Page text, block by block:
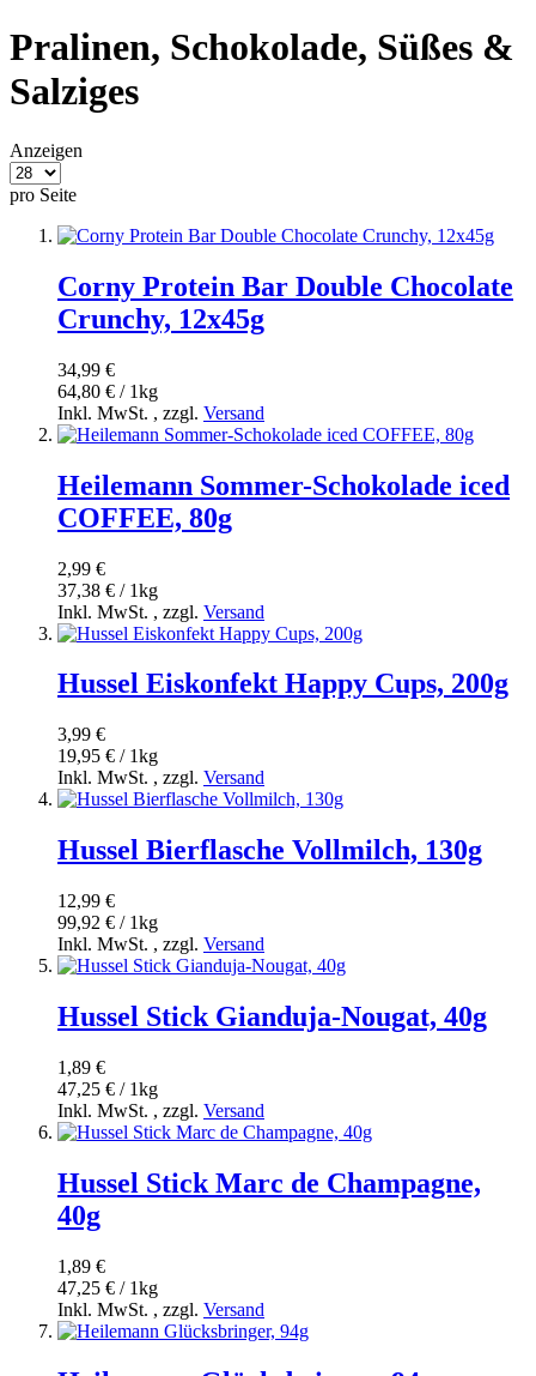
Pralinen, Schokolade, Süßes &
Salziges
Anzeigen
pro Seite
Corny Protein Bar Double Chocolate
Crunchy, 12x45g
34,99 €
64,80 € / 1kg
Inkl. MwSt. , zzgl. Versand
Heilemann Sommer-Schokolade iced
COFFEE, 80g
2,99 €
37,38 € / 1kg
Inkl. MwSt. , zzgl. Versand
Hussel Eiskonfekt Happy Cups, 200g
3,99 €
19,95 € / 1kg
Inkl. MwSt. , zzgl. Versand
Hussel Bierflasche Vollmilch, 130g
12,99 €
99,92 € / 1kg
Inkl. MwSt. , zzgl. Versand
Hussel Stick Gianduja-Nougat, 40g
1,89 €
47,25 € / 1kg
Inkl. MwSt. , zzgl. Versand
Hussel Stick Marc de Champagne,
40g
1,89 €
47,25 € / 1kg
Inkl. MwSt. , zzgl. Versand